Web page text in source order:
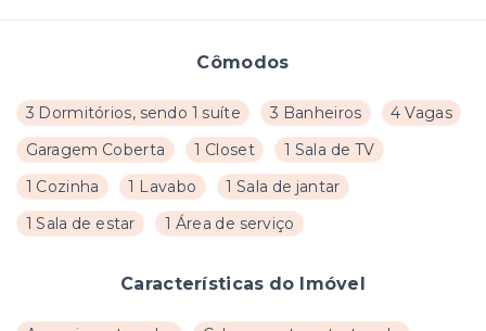
Cômodos
3 Dormitórios, sendo 1 suíte 3 Banheiros
4 Vagas
Garagem Coberta
1 Closet
1 Sala de TV
1 Cozinha
1 Lavabo
1 Sala de jantar
1 Sala de estar
1 Área de serviço
Características do Imóvel